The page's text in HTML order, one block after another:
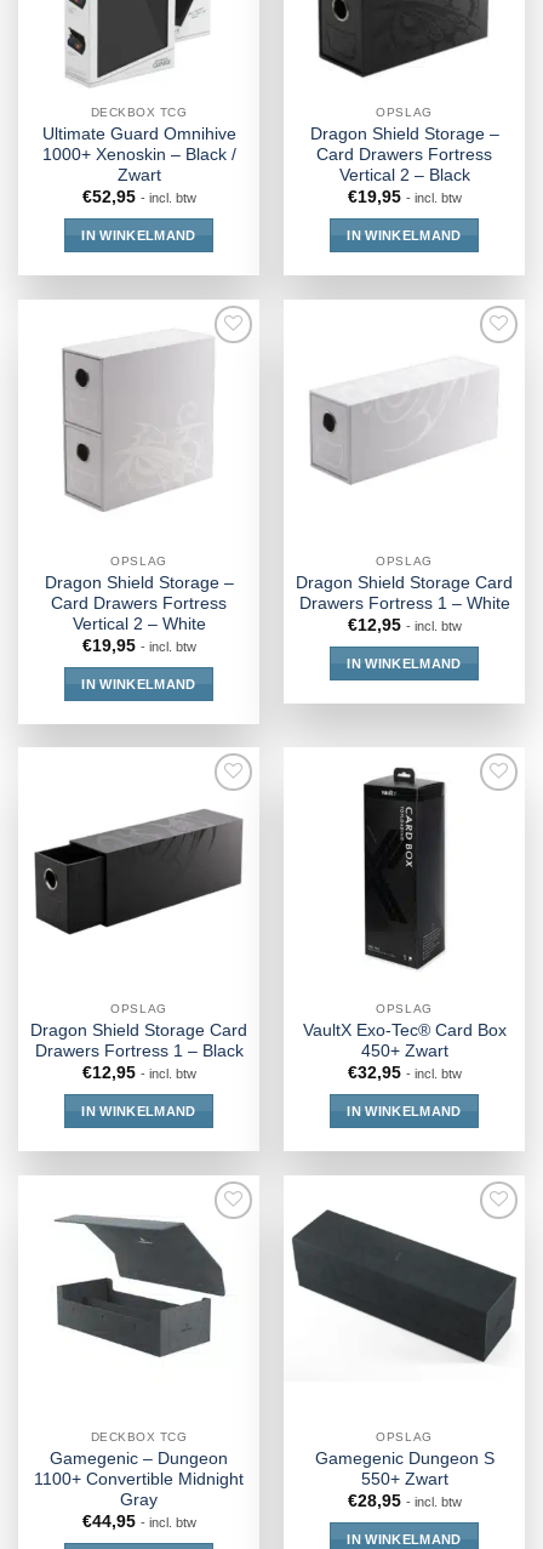
DECKBOX TCG
Ultimate Guard Omnihive
1000+ Xenoskin – Black /
Zwart
€52,95 - incl. btw
IN WINKELMAND
OPSLAG
Dragon Shield Storage –
Card Drawers Fortress
Vertical 2 – Black
€19,95 - incl. btw
IN WINKELMAND
OPSLAG
Dragon Shield Storage –
Card Drawers Fortress
Vertical 2 – White
€19,95 - incl. btw
IN WINKELMAND
OPSLAG
Dragon Shield Storage Card
Drawers Fortress 1 – White
€12,95 - incl. btw
IN WINKELMAND
OPSLAG
Dragon Shield Storage Card
Drawers Fortress 1 – Black
€12,95 - incl. btw
IN WINKELMAND
OPSLAG
VaultX Exo-Tec® Card Box
450+ Zwart
€32,95 - incl. btw
IN WINKELMAND
DECKBOX TCG
Gamegenic – Dungeon
1100+ Convertible Midnight
Gray
€44,95 - incl. btw
OPSLAG
Gamegenic Dungeon S
550+ Zwart
€28,95 - incl. btw
IN WINKELMAND